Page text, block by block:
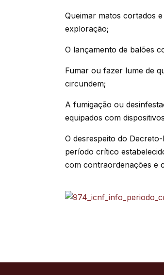
Queimar matos cortados
exploração;
O lançamento de balões
Fumar ou fazer lume de
circundem;
A fumigação ou
equipados com
O desrespeito do
período crítico
com contraordenações e